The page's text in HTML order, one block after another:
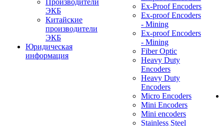
Производители
ЭКБ
Китайские
производители
ЭКБ
Юридическая
информация
Ex-Proof Encoders
Ex-proof Encoders
- Mining
Ex-proof Encoders
- Mining
Fiber Optic
Heavy Duty
Encoders
Heavy Duty
Encoders
Micro Encoders
Mini Encoders
Mini encoders
Stainless Steel